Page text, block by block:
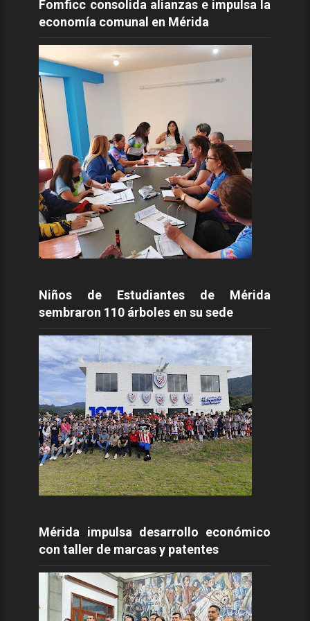
Fomficc consolida alianzas e impulsa la
economía comunal en Mérida
Niños de Estudiantes de Mérida
sembraron 110 árboles en su sede
Mérida impulsa desarrollo económico
con taller de marcas y patentes